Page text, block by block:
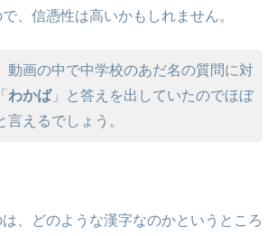
、信憑性は高いかもしれません。
動画の中で中学校のあだ名の質問に対
わかば」と答えを出していたのでほぼ
言えるでしょう。
、どのような漢字なのかというところ